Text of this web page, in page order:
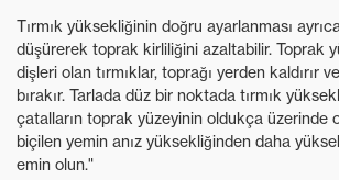
Tırmık yüksekliğinin doğru ayarlanması
düşürerek toprak kirliliğini azaltabilir. Toprak
dişleri olan tırmıklar, toprağı yerden kaldırır
bırakır. Tarlada düz bir noktada tırmık
çatalların toprak yüzeyinin oldukça üzerinde
biçilen yemin anız yüksekliğinden daha
emin olun."